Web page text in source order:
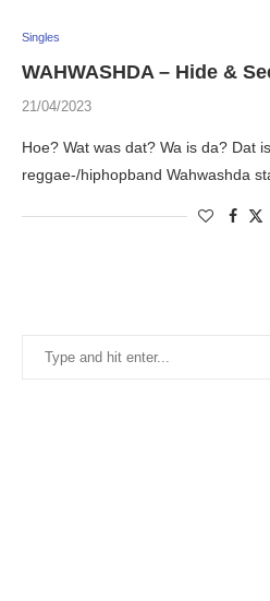
Singles
WAHWASHDA – Hide &
21/04/2023
Hoe? Wat was dat? Wa is da? Dat
reggae-/hiphopband Wahwashda